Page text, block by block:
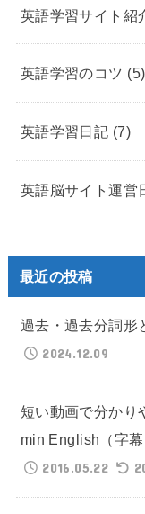
英語学習サイト紹
英語学習のコツ (5)
英語学習日記 (7)
英語脳サイト運営
最近の投稿
過去・過去分詞形
2024.12.09
短い動画で分かり
min English（字幕
2016.05.22